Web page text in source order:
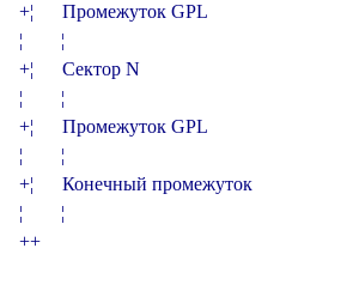
+­­­­­­­­¦      Промежуток GPL
¦        ¦
+­­­­­­­­¦      Сектор N
¦        ¦
+­­­­­­­­¦      Промежуток GPL
¦        ¦
+­­­­­­­­¦      Конечный промежуток
¦        ¦